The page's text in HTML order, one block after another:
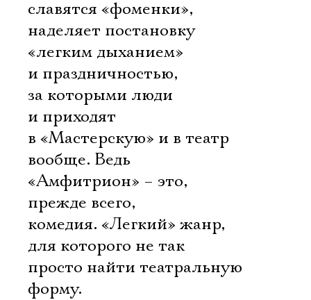
славятся «фоменки»,
наделяет постановку
«легким дыханием»
и праздничностью,
за которыми люди
и приходят
в «Мастерскую» и в театр
вообще. Ведь
«Амфитрион» – это,
прежде всего,
комедия. «Легкий» жанр,
для которого не так
просто найти театральную
форму.
Ознакомиться